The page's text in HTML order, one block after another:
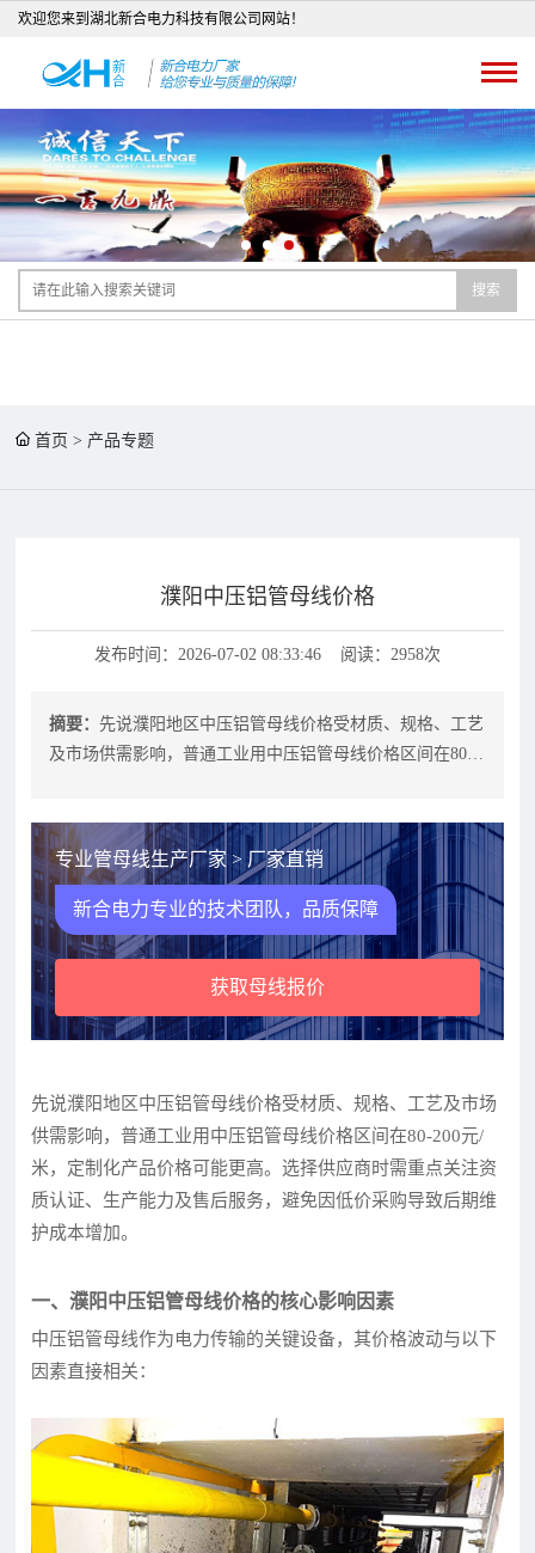
欢迎您来到湖北新合电力科技有限公司网站！
搜索
首页 > 产品专题
濮阳中压铝管母线价格
发布时间：2026-07-02 08:33:46 阅读：2958次
摘要：先说濮阳地区中压铝管母线价格受材质、规格、工艺
及市场供需影响，普通工业用中压铝管母线价格区间在80-
专业管母线生产厂家 > 厂家直销
新合电力专业的技术团队，品质保障
获取母线报价
先说濮阳地区中压铝管母线价格受材质、规格、工艺及市场
供需影响，普通工业用中压铝管母线价格区间在80-200元/
米，定制化产品价格可能更高。选择供应商时需重点关注资
质认证、生产能力及售后服务，避免因低价采购导致后期维
护成本增加。
一、濮阳中压铝管母线价格的核心影响因素
中压铝管母线作为电力传输的关键设备，其价格波动与以下
因素直接相关：